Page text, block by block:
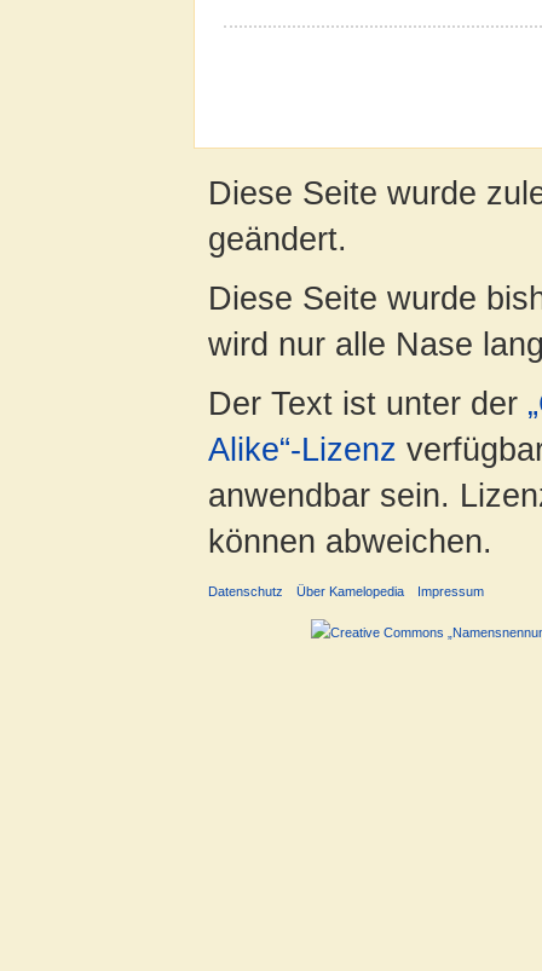
Diese Seite wurde
geändert.
Diese Seite wurde
wird nur alle Nase
Der Text ist unter der
Alike“-Lizenz
anwendbar sein.
können abweichen.
Datenschutz Über Kamelopedia Impressum